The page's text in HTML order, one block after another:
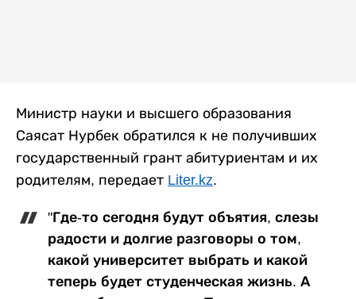
Министр науки и высшего образования
Саясат Нурбек обратился к не получивших
государственный грант абитуриентам и их
родителям, передает Liter.kz.
"Где-то сегодня будут объятия, слезы
радости и долгие разговоры о том,
какой университет выбрать и какой
теперь будет студенческая жизнь. А